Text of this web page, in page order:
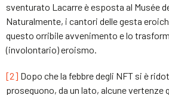
sventurato Lacarre è esposta al Musée
Naturalmente, i cantori delle gesta
questo orribile avvenimento e lo
(involontario) eroismo.
[2] Dopo che la febbre degli NFT si è
proseguono, da un lato, alcune vertenze